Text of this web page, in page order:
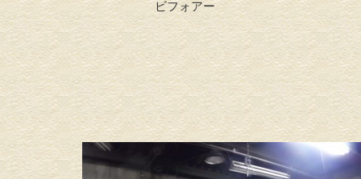
ビフォアー